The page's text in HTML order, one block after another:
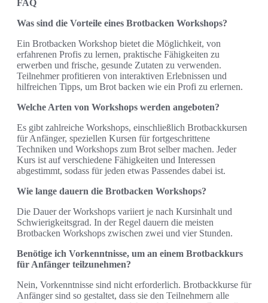
FAQ
Was sind die Vorteile eines Brotbacken Workshops?
Ein Brotbacken Workshop bietet die Möglichkeit, von
erfahrenen Profis zu lernen, praktische Fähigkeiten zu
erwerben und frische, gesunde Zutaten zu verwenden.
Teilnehmer profitieren von interaktiven Erlebnissen und
hilfreichen Tipps, um Brot backen wie ein Profi zu erlernen.
Welche Arten von Workshops werden angeboten?
Es gibt zahlreiche Workshops, einschließlich Brotbackkursen
für Anfänger, speziellen Kursen für fortgeschrittene
Techniken und Workshops zum Brot selber machen. Jeder
Kurs ist auf verschiedene Fähigkeiten und Interessen
abgestimmt, sodass für jeden etwas Passendes dabei ist.
Wie lange dauern die Brotbacken Workshops?
Die Dauer der Workshops variiert je nach Kursinhalt und
Schwierigkeitsgrad. In der Regel dauern die meisten
Brotbacken Workshops zwischen zwei und vier Stunden.
Benötige ich Vorkenntnisse, um an einem Brotbackkurs
für Anfänger teilzunehmen?
Nein, Vorkenntnisse sind nicht erforderlich. Brotbackkurse für
Anfänger sind so gestaltet, dass sie den Teilnehmern alle